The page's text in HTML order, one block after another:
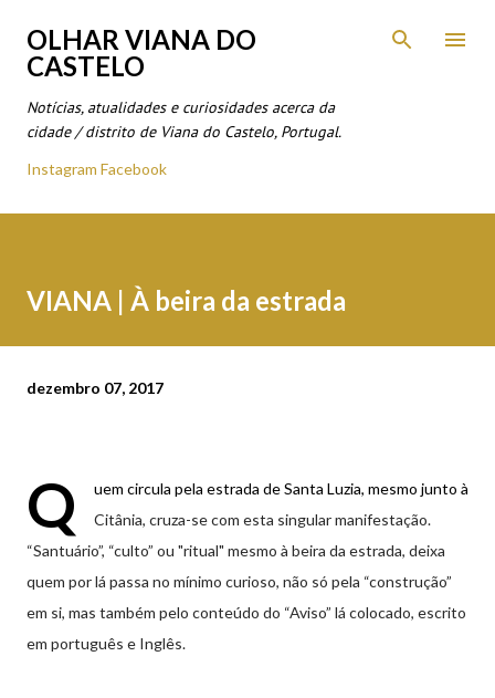
Avançar para o conteúdo principal
OLHAR VIANA DO
CASTELO
Notícias, atualidades e curiosidades acerca da
cidade / distrito de Viana do Castelo, Portugal.
Instagram Facebook
VIANA | À beira da estrada
dezembro 07, 2017
Q
uem circula pela estrada de Santa Luzia, mesmo junto à
Citânia, cruza-se com esta singular manifestação.
“Santuário”, “culto” ou "ritual" mesmo à beira da estrada, deixa
quem por lá passa no mínimo curioso, não só pela “construção”
em si, mas também pelo conteúdo do “Aviso” lá colocado, escrito
em português e Inglês.